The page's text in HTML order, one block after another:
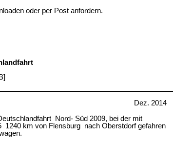
oder per Post anfordern.
Dez. 2014
Nord- Süd 2009, bei der mit
1240 km von Flensburg nach Oberstdorf gefahren